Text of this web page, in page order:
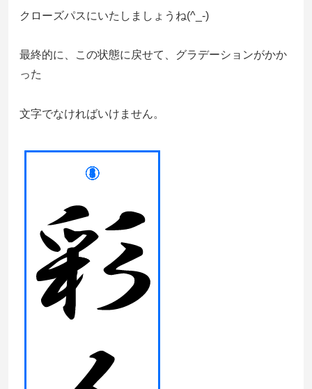
クローズパスにいたしましょうね(^_-)
最終的に、この状態に戻せて、グラデーションがかか
った
文字でなければいけません。